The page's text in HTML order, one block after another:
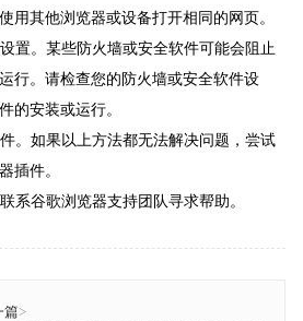
用其他浏览器或设备打开相同的网页。
置。某些防火墙或安全软件可能会阻止
行。请检查您的防火墙或安全软件设
的安装或运行。
。如果以上方法都无法解决问题，尝试
插件。
系谷歌浏览器支持团队寻求帮助。
篇>